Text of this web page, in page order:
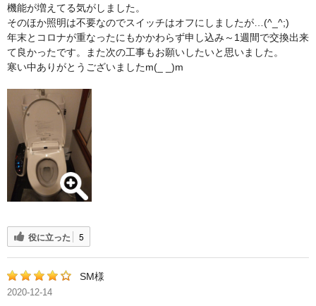
機能が増えてる気がしました。
そのほか照明は不要なのでスイッチはオフにしましたが…(^_^;)
年末とコロナが重なったにもかかわらず申し込み～1週間で交換出来
て良かったです。また次の工事もお願いしたいと思いました。
寒い中ありがとうございましたm(_ _)m
役に立った 5
SM様
2020-12-14